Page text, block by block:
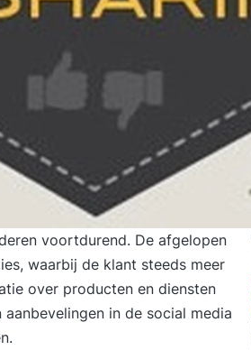
voortdurend. De afgelopen
waarbij de klant steeds meer
over producten en diensten
in de social media